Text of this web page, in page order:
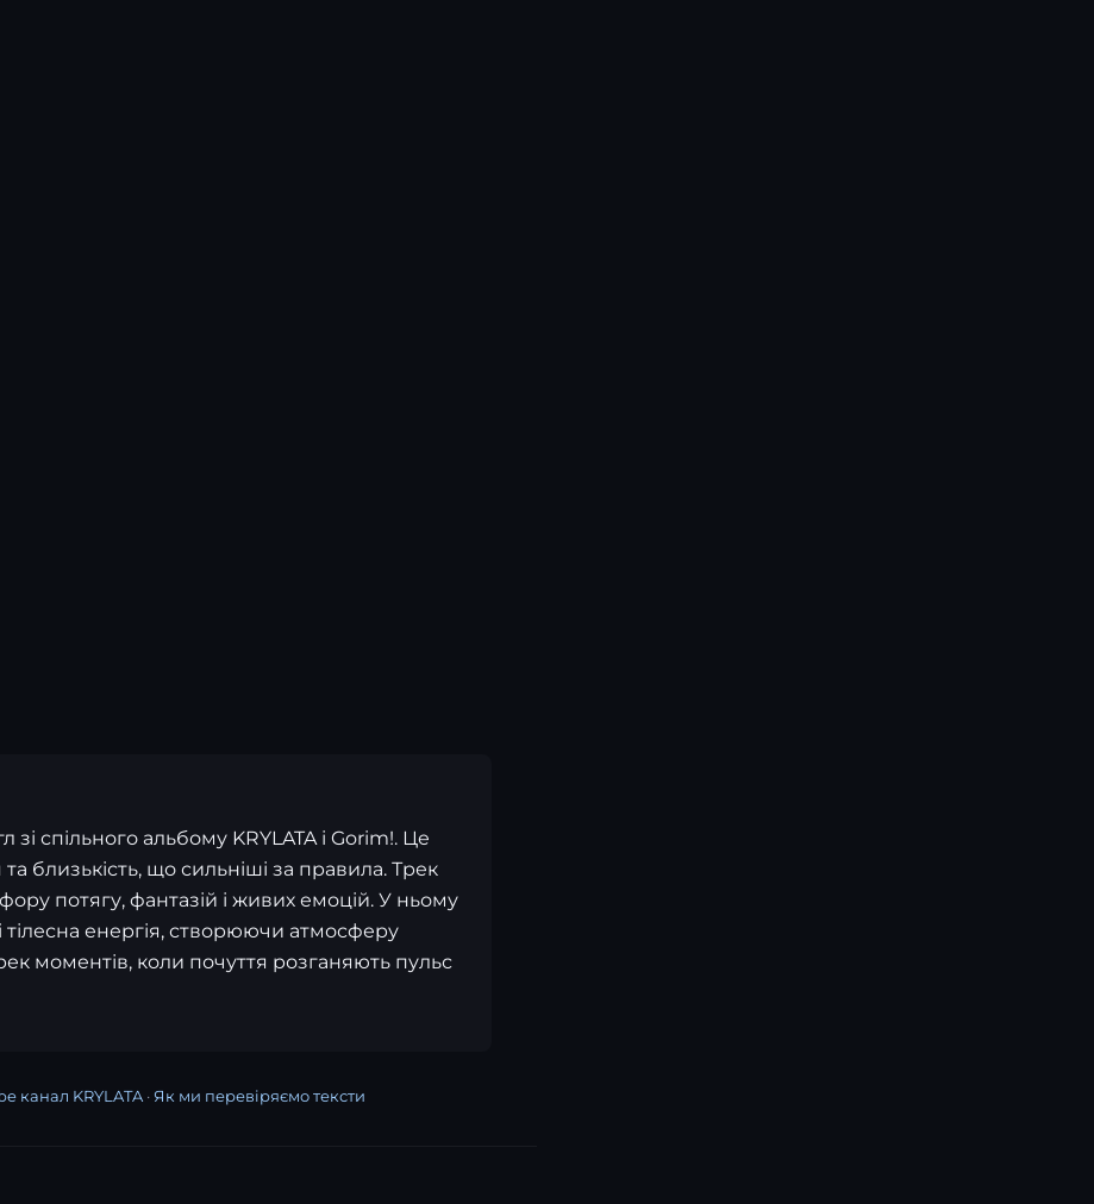
спільного альбому KRYLATA і Gorim!. Це
близькість, що сильніші за правила. Трек
потягу, фантазій і живих емоцій. У ньому
тілесна енергія, створюючи атмосферу
моментів, коли почуття розганяють пульс
канал KRYLATA · Як ми перевіряємо тексти